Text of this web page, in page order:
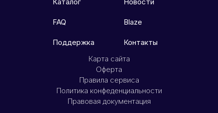
Каталог Новости
FAQ Blaze
Поддержка
Контакты
Карта сайта
Оферта
Правила сервиса
Политика конфеденциальности
Правовая документация